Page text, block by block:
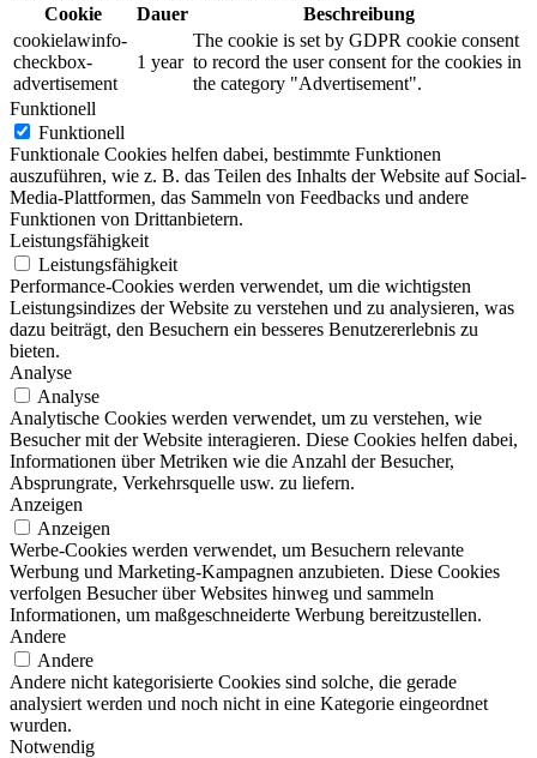
Cookie
Dauer
Beschreibung
cookielawinfo-
checkbox-
advertisement
1 year
The cookie is set by GDPR cookie consent
to record the user consent for the cookies in
the category "Advertisement".
Funktionell
Funktionell
Funktionale Cookies helfen dabei, bestimmte Funktionen
auszuführen, wie z. B. das Teilen des Inhalts der Website auf Social-
Media-Plattformen, das Sammeln von Feedbacks und andere
Funktionen von Drittanbietern.
Leistungsfähigkeit
Leistungsfähigkeit
Performance-Cookies werden verwendet, um die wichtigsten
Leistungsindizes der Website zu verstehen und zu analysieren, was
dazu beiträgt, den Besuchern ein besseres Benutzererlebnis zu
bieten.
Analyse
Analyse
Analytische Cookies werden verwendet, um zu verstehen, wie
Besucher mit der Website interagieren. Diese Cookies helfen dabei,
Informationen über Metriken wie die Anzahl der Besucher,
Absprungrate, Verkehrsquelle usw. zu liefern.
Anzeigen
Anzeigen
Werbe-Cookies werden verwendet, um Besuchern relevante
Werbung und Marketing-Kampagnen anzubieten. Diese Cookies
verfolgen Besucher über Websites hinweg und sammeln
Informationen, um maßgeschneiderte Werbung bereitzustellen.
Andere
Andere
Andere nicht kategorisierte Cookies sind solche, die gerade
analysiert werden und noch nicht in eine Kategorie eingeordnet
wurden.
Notwendig